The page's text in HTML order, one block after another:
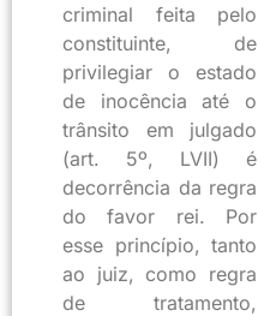
criminal feita pelo
constituinte, de
privilegiar o estado
de inocência até o
trânsito em julgado
(art. 5º, LVII) é
decorrência da regra
do favor rei. Por
esse princípio, tanto
ao juiz, como regra
de tratamento,